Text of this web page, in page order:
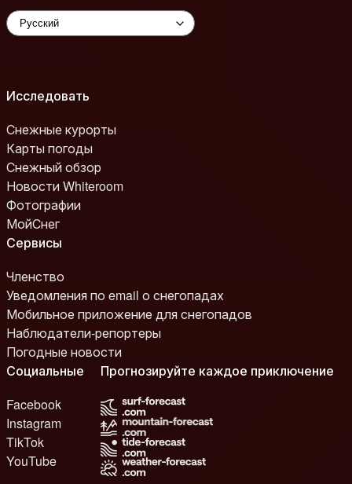
Исследовать
Снежные курорты
Карты погоды
Снежный обзор
Новости Whiteroom
Фотографии
МойСнег
Сервисы
Членство
Уведомления по email о снегопадах
Мобильное приложение для снегопадов
Наблюдатели-репортеры
Погодные новости
Социальные
Facebook
Instagram
TikTok
YouTube
Прогнозируйте каждое приключение